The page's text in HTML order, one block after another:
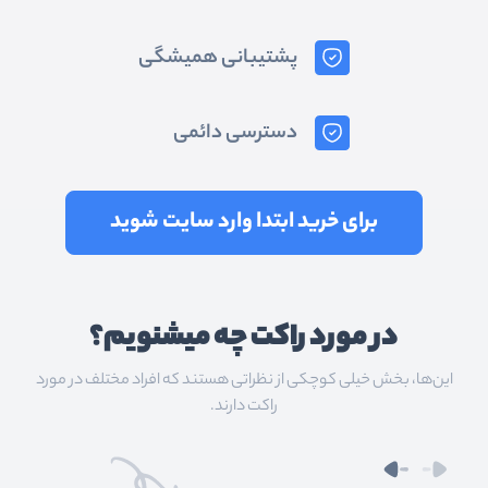
پشتیبانی همیشگی
دسترسی دائمی
برای خرید ابتدا وارد سایت شوید
در مورد راکت چه میشنویم؟
این‌ها، بخش خیلی کوچکی از نظراتی هستند که افراد مختلف در مورد
راکت دارند.